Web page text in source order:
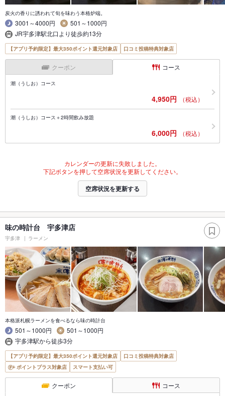
炭火の香りに誘われて旬を味わう本格炉端。
3001～4000円
501～1000円
JR宇多津駅北口より徒歩約13分
【アプリ予約限定】最大350ポイント還元対象店 口コミ投稿特典対象店
クーポン コース
潮（うしお）コース
4,950円 （税込）
潮（うしお）コース＋2時間飲み放題
6,000円 （税込）
カレンダーの更新に失敗しました。
下記ボタンを押して空席状況を更新してください。
空席状況を更新する
味の時計台 宇多津店
宇多津 ラーメン
本格派札幌ラーメンを食べるなら味の時計台
501～1000円
501～1000円
宇多津駅から徒歩3分
【アプリ予約限定】最大350ポイント還元対象店
口コミ投稿特典対象店
ポイントプラス対象店
スマート支払い可
クーポン コース